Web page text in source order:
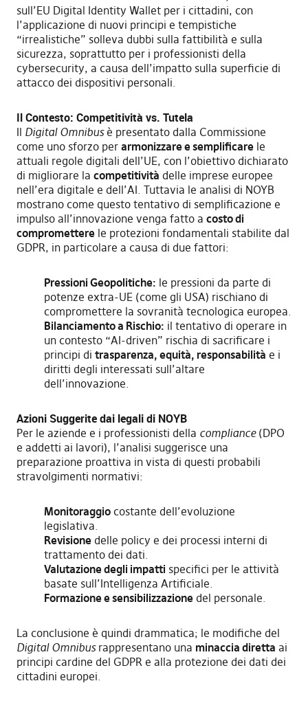
sull’EU Digital Identity Wallet per i cittadini, con
l’applicazione di nuovi principi e tempistiche
“irrealistiche” solleva dubbi sulla fattibilità e sulla
sicurezza, soprattutto per i professionisti della
cybersecurity, a causa dell’impatto sulla superficie di
attacco dei dispositivi personali.
Il Contesto: Competitività vs. Tutela
Il Digital Omnibusè presentato dalla Commissione
come uno sforzo per armonizzare e semplificarele
attuali regole digitali dell’UE, con l’obiettivo dichiarato
di migliorare la competitività delle imprese europee
nell’era digitale e dell’AI. Tuttavia le analisi di NOYB
mostrano come questo tentativo di semplificazione e
impulso all’innovazione venga fatto a costo di
comprometterele protezioni fondamentali stabilite dal
GDPR, in particolare a causa di due fattori:
Pressioni Geopolitiche: le pressioni da parte di
potenze extra-UE (come gli USA) rischiano di
compromettere la sovranità tecnologica europea.
Bilanciamento a Rischio: il tentativo di operare in
un contesto “AI-driven” rischia di sacrificare i
principi di trasparenza, equità, responsabilità e i
diritti degli interessati sull’altare
dell’innovazione.
Azioni Suggerite dai legali di NOYB
Per le aziende e i professionisti della compliance(DPO
e addetti ai lavori), l’analisi suggerisce una
preparazione proattiva in vista di questi probabili
stravolgimenti normativi:
Monitoraggiocostante dell’evoluzione
legislativa.
Revisionedelle policy e dei processi interni di
trattamento dei dati.
Valutazione degli impatti specifici per le attività
basate sull’Intelligenza Artificiale.
Formazione e sensibilizzazionedel personale.
La conclusione è quindi drammatica; le modifiche del
Digital Omnibusrappresentano una minaccia diretta ai
principi cardine del GDPR e alla protezione dei dati dei
cittadini europei.